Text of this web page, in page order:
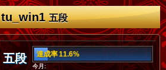
tu_win1五段
五段 達成率 11.6%
今月: